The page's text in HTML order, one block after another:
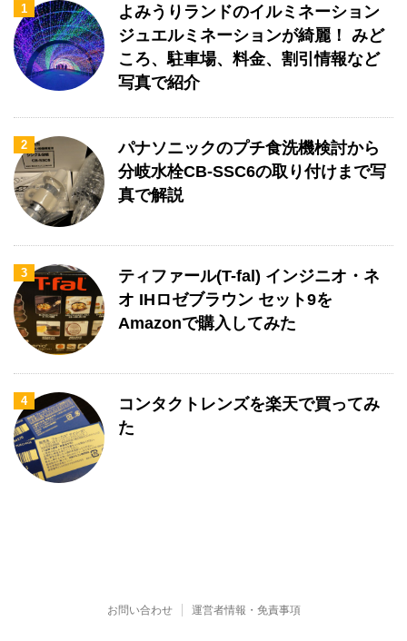
1
よみうりランドのイルミネーション
ジュエルミネーションが綺麗！ みど
ころ、駐車場、料金、割引情報など
写真で紹介
2
パナソニックのプチ食洗機検討から
分岐水栓CB-SSC6の取り付けまで写
真で解説
3
ティファール(T-fal) インジニオ・ネ
オ IHロゼブラウン セット9を
Amazonで購入してみた
4
コンタクトレンズを楽天で買ってみ
た
お問い合わせ 運営者情報・免責事項